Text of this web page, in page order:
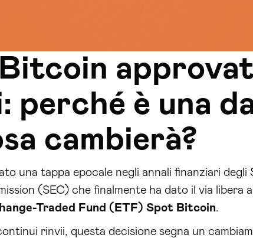
perché è una
cambierà?
una tappa epocale negli annali finanziari
(SEC) che finalmente ha dato il via libera
Traded Fund (ETF) Spot Bitcoin.
rinvii, questa decisione segna un